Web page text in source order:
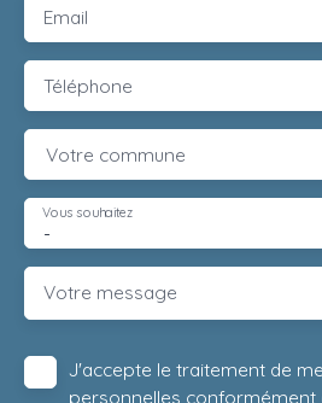
Email
Téléphone
Votre commune
-
Vous souhaitez
Votre message
J'accepte le traitement de
personnelles conformément